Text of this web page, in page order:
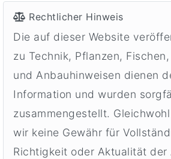
Rechtlicher Hinweis
Die auf dieser Website
zu Technik, Pflanzen,
und Anbauhinweisen dienen
Information und wurden
zusammengestellt.
wir keine Gewähr für
Richtigkeit oder Aktualität der